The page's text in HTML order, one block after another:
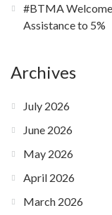
#BTMA
Assistance to 5%
Archives
July 2026
June 2026
May 2026
April 2026
March 2026